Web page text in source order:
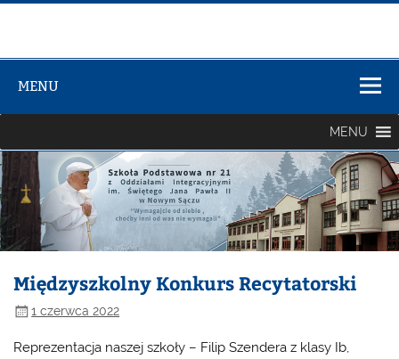
Szkolno-
Przedszkolny
nr 3
MENU
MENU
Międzyszkolny Konkurs Recytatorski
1 czerwca 2022
Reprezentacja naszej szkoły – Filip Szendera z klasy Ib,